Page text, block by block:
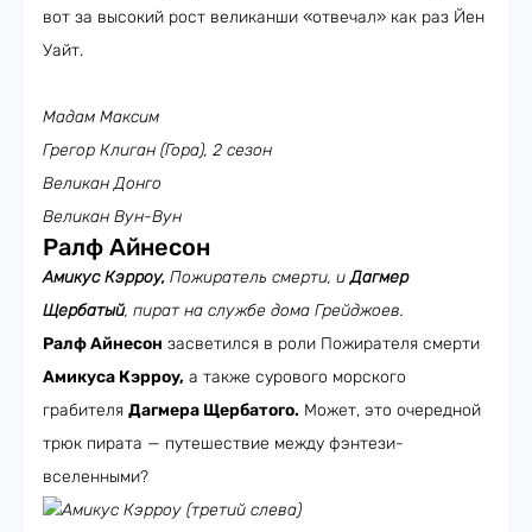
вот за высокий рост великанши «отвечал» как раз Йен
Уайт.
Мадам Максим
Грегор Клиган (Гора), 2 сезон
Великан Донго
Великан Вун-Вун
Ралф Айнесон
Амикус Кэрроу, Пожиратель смерти, иДагмер
Щербатый, пират на службе дома Грейджоев.
Ралф Айнесон засветился в роли Пожирателя смерти
Амикуса Кэрроу, а также сурового морского
грабителя Дагмера Щербатого. Может, это очередной
трюк пирата — путешествие между фэнтези-
вселенными?
Амикус Кэрроу (третий слева)